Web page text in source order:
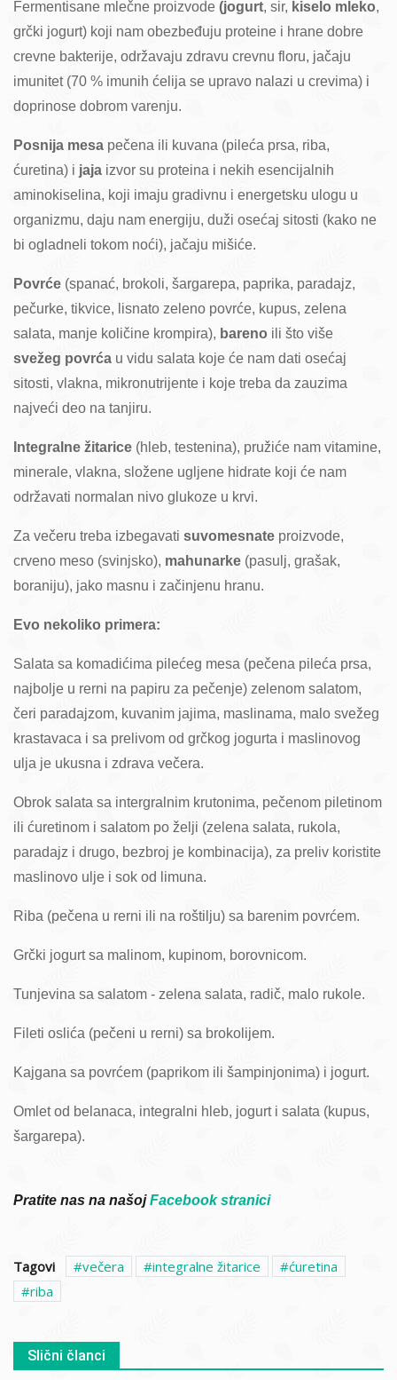
Fermentisane mlečne proizvode (jogurt, sir, kiselo mleko,
grčki jogurt) koji nam obezbeđuju proteine i hrane dobre
crevne bakterije, održavaju zdravu crevnu floru, jačaju
imunitet (70 % imunih ćelija se upravo nalazi u crevima) i
doprinose dobrom varenju.
Posnija mesa pečena ili kuvana (pileća prsa, riba,
ćuretina) i jaja izvor su proteina i nekih esencijalnih
aminokiselina, koji imaju gradivnu i energetsku ulogu u
organizmu, daju nam energiju, duži osećaj sitosti (kako ne
bi ogladneli tokom noći), jačaju mišiće.
Povrće (spanać, brokoli, šargarepa, paprika, paradajz,
pečurke, tikvice, lisnato zeleno povrće, kupus, zelena
salata, manje količine krompira), bareno ili što više
svežeg povrća u vidu salata koje će nam dati osećaj
sitosti, vlakna, mikronutrijente i koje treba da zauzima
najveći deo na tanjiru.
Integralne žitarice (hleb, testenina), pružiće nam vitamine,
minerale, vlakna, složene ugljene hidrate koji će nam
održavati normalan nivo glukoze u krvi.
Za večeru treba izbegavati suvomesnate proizvode,
crveno meso (svinjsko), mahunarke (pasulj, grašak,
boraniju), jako masnu i začinjenu hranu.
Evo nekoliko primera:
Salata sa komadićima pilećeg mesa (pečena pileća prsa,
najbolje u rerni na papiru za pečenje) zelenom salatom,
čeri paradajzom, kuvanim jajima, maslinama, malo svežeg
krastavaca i sa prelivom od grčkog jogurta i maslinovog
ulja je ukusna i zdrava večera.
Obrok salata sa intergralnim krutonima, pečenom piletinom
ili ćuretinom i salatom po želji (zelena salata, rukola,
paradajz i drugo, bezbroj je kombinacija), za preliv koristite
maslinovo ulje i sok od limuna.
Riba (pečena u rerni ili na roštilju) sa barenim povrćem.
Grčki jogurt sa malinom, kupinom, borovnicom.
Tunjevina sa salatom - zelena salata, radič, malo rukole.
Fileti oslića (pečeni u rerni) sa brokolijem.
Kajgana sa povrćem (paprikom ili šampinjonima) i jogurt.
Omlet od belanaca, integralni hleb, jogurt i salata (kupus,
šargarepa).
Pratite nas na našojFacebook stranici
Tagovi večera integralne žitarice
ćuretina
riba
Slični članci